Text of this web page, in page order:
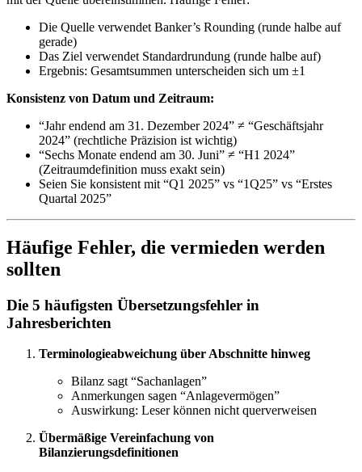
Die Quelle verwendet Banker’s Rounding (runde halbe auf
gerade)
Das Ziel verwendet Standardrundung (runde halbe auf)
Ergebnis: Gesamtsummen unterscheiden sich um ±1
Konsistenz von Datum und Zeitraum:
“Jahr endend am 31. Dezember 2024” ≠ “Geschäftsjahr
2024” (rechtliche Präzision ist wichtig)
“Sechs Monate endend am 30. Juni” ≠ “H1 2024”
(Zeitraumdefinition muss exakt sein)
Seien Sie konsistent mit “Q1 2025” vs “1Q25” vs “Erstes
Quartal 2025”
Häufige Fehler, die vermieden werden
sollten
Die 5 häufigsten Übersetzungsfehler in
Jahresberichten
Terminologieabweichung über Abschnitte hinweg
Bilanz sagt “Sachanlagen”
Anmerkungen sagen “Anlagevermögen”
Auswirkung: Leser können nicht querverweisen
Übermäßige Vereinfachung von
Bilanzierungsdefinitionen